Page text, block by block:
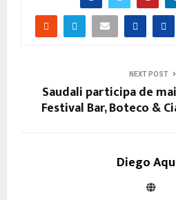
NEXT POST
Saudali participa de
Festival Bar, Boteco &
Diego